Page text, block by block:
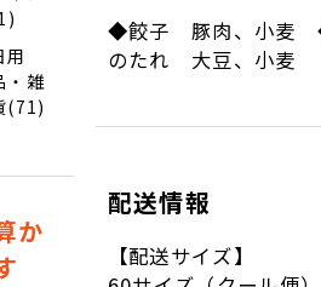
用
・雑
(71)
か
◆餃子 豚肉、小麦
のたれ 大豆、小麦
配送情報
【配送サイズ】